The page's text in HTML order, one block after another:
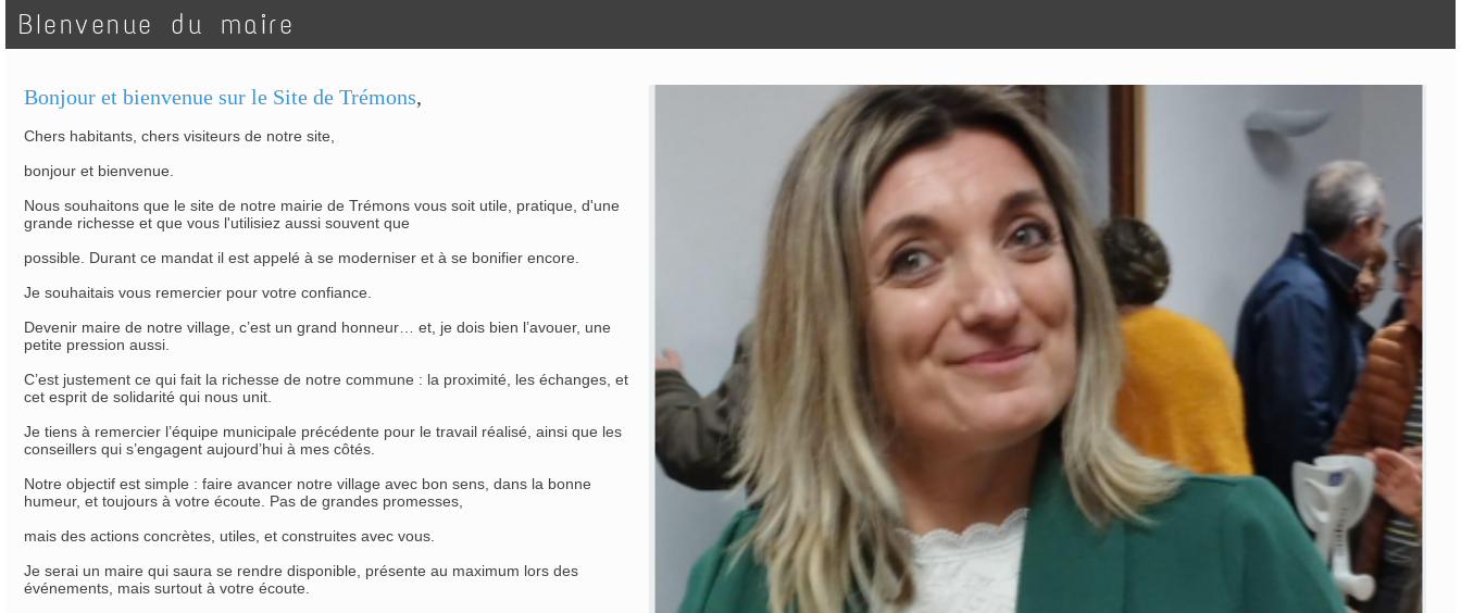
BIenvenue du maire
Bonjour et bienvenue sur le Site de Trémons,
Chers habitants, chers visiteurs de notre site,
bonjour et bienvenue.
Nous souhaitons que le site de notre mairie de Trémons vous soit utile, pratique, d'une
grande richesse et que vous l'utilisiez aussi souvent que
possible. Durant ce mandat il est appelé à se moderniser et à se bonifier encore.
Je souhaitais vous remercier pour votre confiance.
Devenir maire de notre village, c’est un grand honneur… et, je dois bien l’avouer, une
petite pression aussi.
C’est justement ce qui fait la richesse de notre commune : la proximité, les échanges, et
cet esprit de solidarité qui nous unit.
Je tiens à remercier l’équipe municipale précédente pour le travail réalisé, ainsi que les
conseillers qui s’engagent aujourd’hui à mes côtés.
Notre objectif est simple : faire avancer notre village avec bon sens, dans la bonne
humeur, et toujours à votre écoute. Pas de grandes promesses,
mais des actions concrètes, utiles, et construites avec vous.
Je serai un maire qui saura se rendre disponible, présente au maximum lors des
événements, mais surtout à votre écoute.